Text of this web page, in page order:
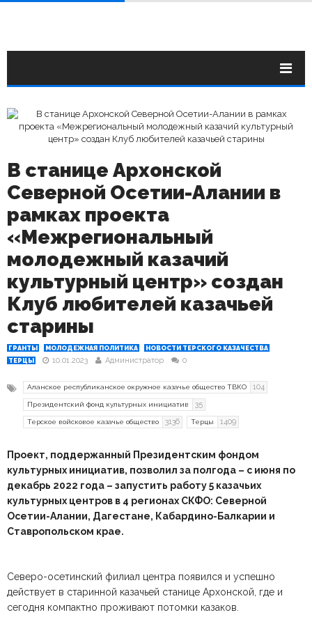
В станице Архонской
Северной Осетии-Алании в
рамках проекта
«Межрегиональный
молодежный казачий
культурный центр» создан
Клуб любителей казачьей
старины
ГРАНТЫ МОЛОДЕЖНАЯ ПОЛИТИКА
НОВОСТИ ТЕРСКОГО КАЗАЧЕСТВА
ТЕРЦЫ
10.01.2023 Администратор 0
Аланское республиканское окружное казачье общество ТВКО 104
Президентский фонд культурных инициатив 35
Терское войсковое казачье общество 3136 Терцы 1409
Проект, поддержанный Президентским фондом
культурных инициатив, позволил за полгода – с июня по
декабрь 2022 года – запустить работу 5 казачьих
культурных центров в 4 регионах СКФО: Северной
Осетии-Алании, Дагестане, Кабардино-Балкарии и
Ставропольском крае.
Северо-осетинский филиал центра появился и успешно
действует в старинной казачьей станице Архонской, где и
сегодня компактно проживают потомки казаков.